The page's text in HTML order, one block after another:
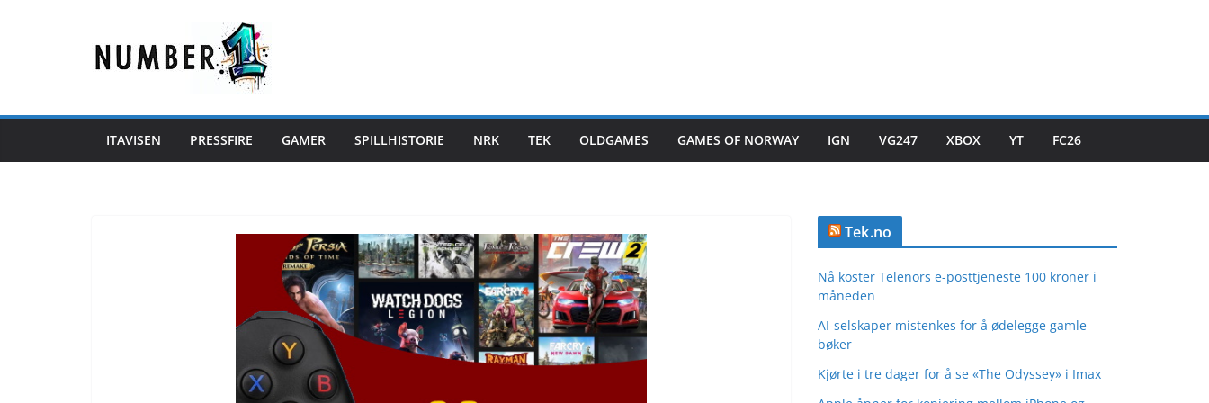
ITAVISEN PRESSFIRE GAMER SPILLHISTORIE NRK TEK OLDGAMES GAMES OF NORWAY IGN VG247 XBOX YT FC26
Tek.no
Nå koster Telenors e-posttjeneste 100 kroner i
måneden
AI-selskaper mistenkes for å ødelegge gamle
bøker
Kjørte i tre dager for å se «The Odyssey» i Imax